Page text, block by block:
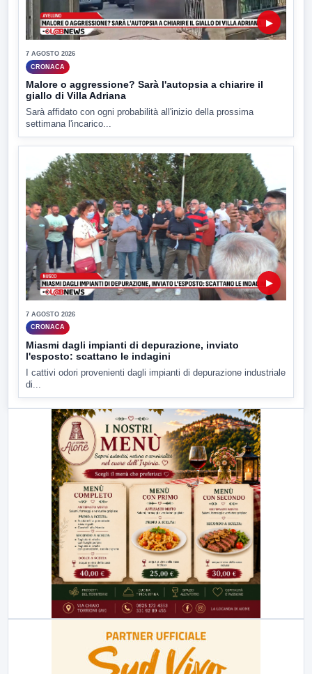
▶
7 AGOSTO 2026
CRONACA
Malore o aggressione? Sarà l'autopsia a chiarire il
giallo di Villa Adriana
Sarà affidato con ogni probabilità all'inizio della prossima
settimana l'incarico...
▶
7 AGOSTO 2026
CRONACA
Miasmi dagli impianti di depurazione, inviato
l'esposto: scattano le indagini
I cattivi odori provenienti dagli impianti di depurazione industriale
di...